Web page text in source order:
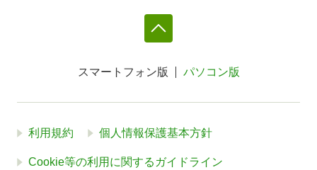
スマートフォン版 パソコン版
利用規約 個人情報保護基本方針
Cookie等の利用に関するガイドライン